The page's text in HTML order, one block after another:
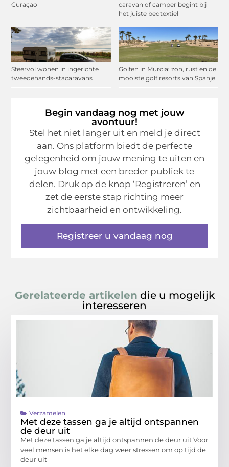
Curaçao
caravan of camper begint bij
het juiste bedtextiel
Sfeervol wonen in ingerichte
tweedehands-stacaravans
Golfen in Murcia: zon, rust en de
mooiste golf resorts van Spanje
Begin vandaag nog met jouw
avontuur!
Stel het niet langer uit en meld je direct
aan. Ons platform biedt de perfecte
gelegenheid om jouw mening te uiten en
jouw blog met een breder publiek te
delen. Druk op de knop ‘Registreren’ en
zet de eerste stap richting meer
zichtbaarheid en ontwikkeling.
Registreer u vandaag nog
Gerelateerde artikelen die u mogelijk
interesseren
Verzamelen
Met deze tassen ga je altijd ontspannen
de deur uit
Met deze tassen ga je altijd ontspannen de deur uit Voor
veel mensen is het elke dag weer stressen om op tijd de
deur uit